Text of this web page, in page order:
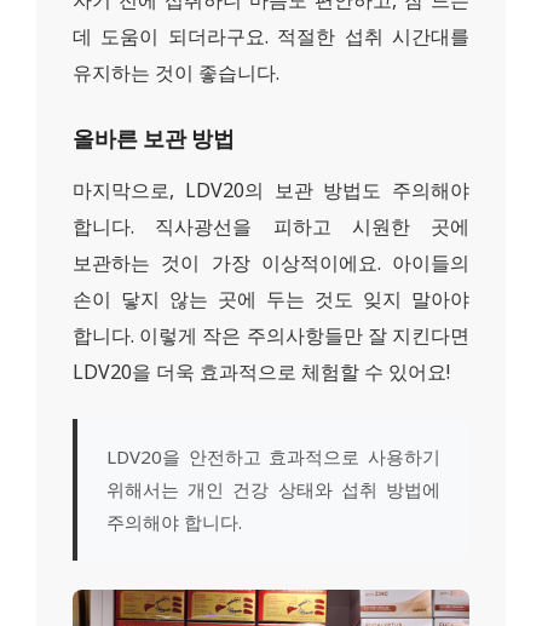
데 도움이 되더라구요. 적절한 섭취 시간대를
유지하는 것이 좋습니다.
올바른 보관 방법
마지막으로, LDV20의 보관 방법도 주의해야
합니다. 직사광선을 피하고 시원한 곳에
보관하는 것이 가장 이상적이에요. 아이들의
손이 닿지 않는 곳에 두는 것도 잊지 말아야
합니다. 이렇게 작은 주의사항들만 잘 지킨다면
LDV20을 더욱 효과적으로 체험할 수 있어요!
LDV20을 안전하고 효과적으로 사용하기
위해서는 개인 건강 상태와 섭취 방법에
주의해야 합니다.